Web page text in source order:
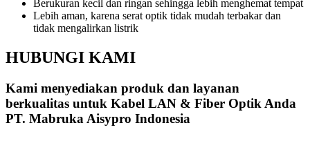
Berukuran kecil dan ringan sehingga lebih menghemat tempat
Lebih aman, karena serat optik tidak mudah terbakar dan
tidak mengalirkan listrik
HUBUNGI KAMI
Kami menyediakan produk dan layanan
berkualitas untuk Kabel LAN & Fiber Optik Anda
PT. Mabruka Aisypro Indonesia